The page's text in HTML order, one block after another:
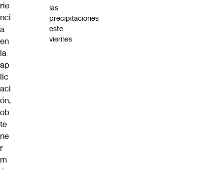
rie
nci
a
en
la
ap
lic
aci
ón,
ob
te
ne
r
m
las
precipitaciones
este
viernes